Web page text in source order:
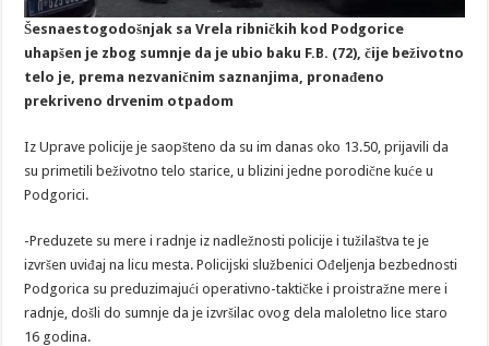
Šesnaestogodošnjak sa Vrela ribničkih kod Podgorice
uhapšen je zbog sumnje da je ubio baku F.B. (72), čije beživotno
telo je, prema nezvaničnim saznanjima, pronađeno
prekriveno drvenim otpadom
Iz Uprave policije je saopšteno da su im danas oko 13.50, prijavili da
su primetili beživotno telo starice, u blizini jedne porodične kuće u
Podgorici.
-Preduzete su mere i radnje iz nadležnosti policije i tužilaštva te je
izvršen uviđaj na licu mesta. Policijski službenici Ođeljenja bezbednosti
Podgorica su preduzimajući operativno-taktičke i proistražne mere i
radnje, došli do sumnje da je izvršilac ovog dela maloletno lice staro
16 godina.